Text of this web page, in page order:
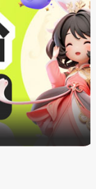
登录注册
海外联
多语言、
游戏
需求定制
等
短视频营
广告转
转化追踪
三方短
用于对接
省钱卡
做了多年的手游